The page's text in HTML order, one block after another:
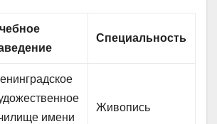
Специальность
имени
Живопись